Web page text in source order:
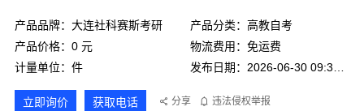
产品品牌：大连社科赛斯考研
产品分类：高教自考
产品价格：0 元
物流费用：免运费
计量单位：件
立即询价 获取电话 分享 违法侵权举报